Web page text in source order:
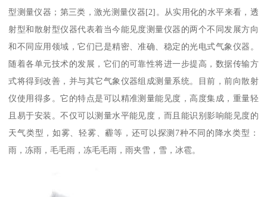
型测量仪器；第三类，激光测量仪器[2]。从实用化的水平来看，透
射型和散射型仪器代表着当今能见度测量仪器的两个不同发展方向
和不同应用领域，它们已是精密、准确、稳定的光电式气象仪器。
随着各单元技术的发展，它们的可靠性将进一步提高，数据传输方
式将得到改善，并与其它气象仪器组成测量系统。目前，前向散射
仪使用得多。它的特点是可以精准测量能见度，高度集成，重量轻
且易于安装。不仅可以测量水平能见度，而且能识别影响能见度的
天气类型，如雾、轻雾、霾等，还可以探测7种不同的降水类型：
雨，冻雨，毛毛雨，冻毛毛雨，雨夹雪，雪，冰雹。